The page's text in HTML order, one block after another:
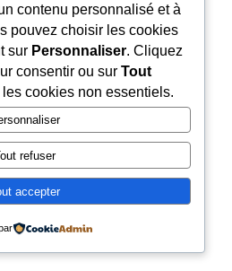
contenu personnalisé et à
pouvez choisir les cookies
sur Personnaliser. Cliquez
consentir ou sur Tout
cookies non essentiels.
refuser
accepter